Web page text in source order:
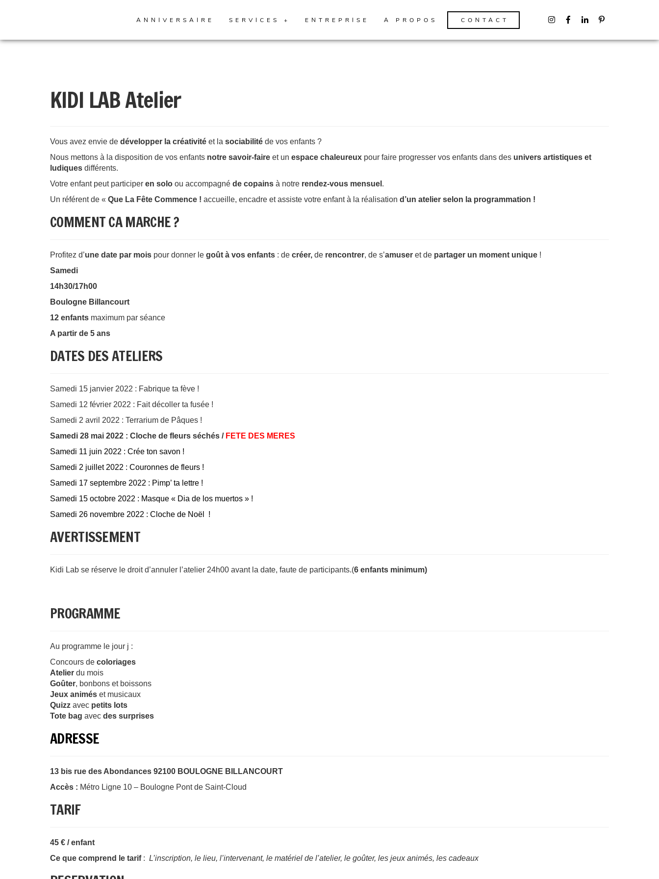
ANNIVERSAIRE SERVICES + ENTREPRISE A PROPOS CONTACT
KIDI LAB Atelier
Vous avez envie de développer la créativité et la sociabilité de vos enfants ?
Nous mettons à la disposition de vos enfants notre savoir-faire et un espace chaleureux pour faire progresser vos enfants dans des univers artistiques et
ludiques différents.
Votre enfant peut participer en solo ou accompagné de copains à notre rendez-vous mensuel .
Un référent de « Que La Fête Commence ! accueille, encadre et assiste votre enfant à la réalisation d’un atelier selon la programmation !
COMMENT CA MARCHE ?
Profitez d’une date par mois pour donner le goût à vos enfants : de créer, de rencontrer, de s’amuser et de partager un moment unique !
Samedi
14h30/17h00
Boulogne Billancourt
12 enfants maximum par séance
A partir de 5 ans
DATES DES ATELIERS
Samedi 15 janvier 2022 : Fabrique ta fève !
Samedi 12 février 2022 : Fait décoller ta fusée !
Samedi 2 avril 2022 : Terrarium de Pâques !
Samedi 28 mai 2022 : Cloche de fleurs séchés / FETE DES MERES
Samedi 11 juin 2022 : Crée ton savon !
Samedi 2 juillet 2022 : Couronnes de fleurs !
Samedi 17 septembre 2022 : Pimp’ ta lettre !
Samedi 15 octobre 2022 : Masque « Dia de los muertos » !
Samedi 26 novembre 2022 : Cloche de Noël !
AVERTISSEMENT
Kidi Lab se réserve le droit d’annuler l’atelier 24h00 avant la date, faute de participants.(6 enfants minimum)
PROGRAMME
Au programme le jour j :
Concours de coloriages
Atelier du mois
Goûter, bonbons et boissons
Jeux animés et musicaux
Quizz avec petits lots
Tote bag avec des surprises
ADRESSE
13 bis rue des Abondances 92100 BOULOGNE BILLANCOURT
Accès : Métro Ligne 10 – Boulogne Pont de Saint-Cloud
TARIF
45 € / enfant
Ce que comprend le tarif: L’inscription, le lieu, l’intervenant, le matériel de l’atelier, le goûter, les jeux animés, les cadeaux